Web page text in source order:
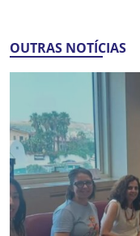
OUTRAS NOTÍCIAS